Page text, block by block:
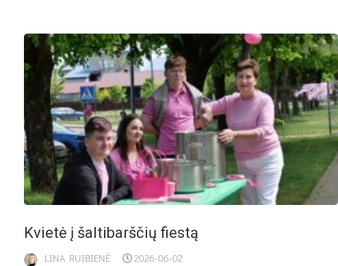
Kvie­tė į šal­ti­barš­čių fies­tą
LINA RUIBIENĖ 2026-06-02